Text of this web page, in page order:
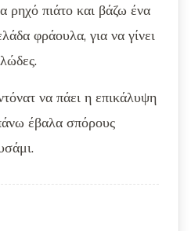
πιάτο και βάζω ένα
φράουλα, για να γίνει
να πάει η επικάλυψη
έβαλα σπόρους